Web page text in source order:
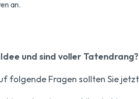
an.
und sind voller Tatendrang?
folgende Fragen sollten Sie